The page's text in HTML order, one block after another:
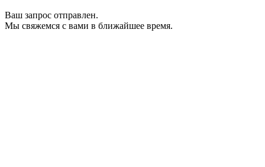
Ваш запрос отправлен.
Мы свяжемся с вами в ближайшее время.